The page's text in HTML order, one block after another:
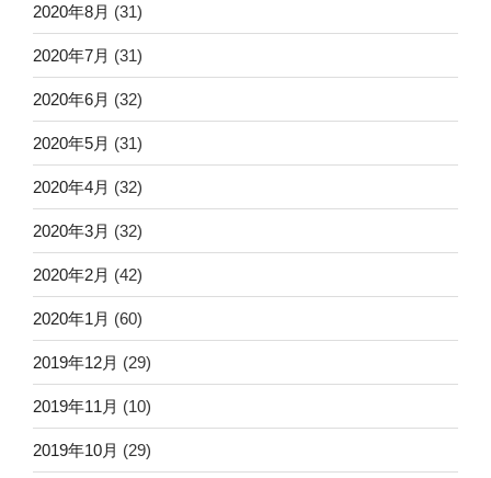
2020年8月 (31)
2020年7月 (31)
2020年6月 (32)
2020年5月 (31)
2020年4月 (32)
2020年3月 (32)
2020年2月 (42)
2020年1月 (60)
2019年12月 (29)
2019年11月 (10)
2019年10月 (29)